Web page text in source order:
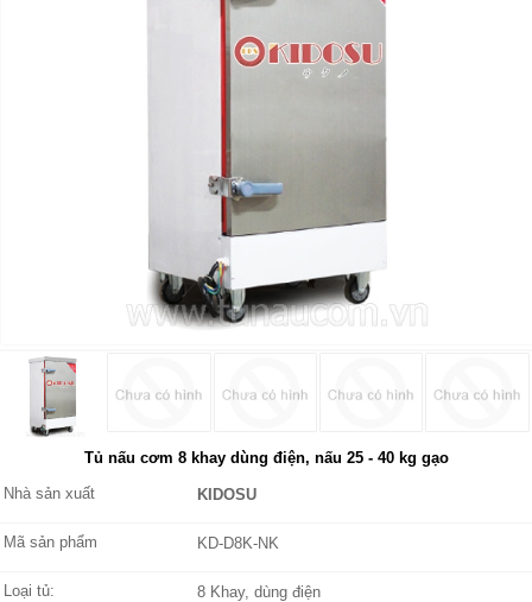
Tủ nấu cơm 8 khay dùng điện, nấu 25 - 40 kg gạo
Nhà sản xuất
KIDOSU
Mã sản phẩm KD-D8K-NK
Loại tủ: 8 Khay, dùng điện